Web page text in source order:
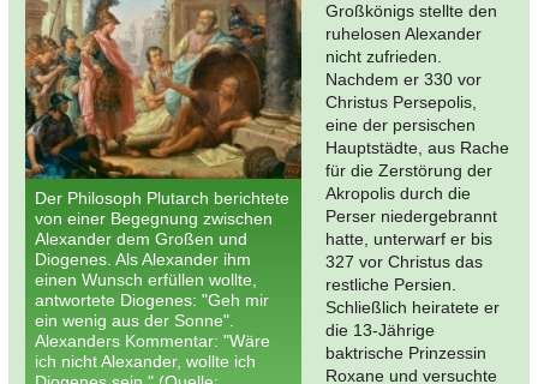
Der Philosoph Plutarch berichtete
von einer Begegnung zwischen
Alexander dem Großen und
Diogenes. Als Alexander ihm
einen Wunsch erfüllen wollte,
antwortete Diogenes: "Geh mir
ein wenig aus der Sonne".
Alexanders Kommentar: "Wäre
ich nicht Alexander, wollte ich
Großkönigs stellte den
ruhelosen Alexander
nicht zufrieden.
Nachdem er 330 vor
Christus Persepolis,
eine der persischen
Hauptstädte, aus Rache
für die Zerstörung der
Akropolis durch die
Perser niedergebrannt
hatte, unterwarf er bis
327 vor Christus das
restliche Persien.
Schließlich heiratete er
die 13-Jährige
baktrische Prinzessin
Roxane und versuchte